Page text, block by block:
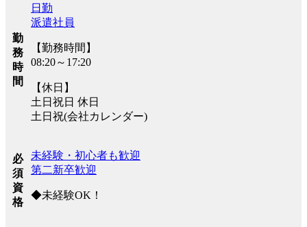
勤
務
時
間
日勤
派遣社員
【勤務時間】
08:20～17:20
【休日】
土日祝日 休日
土日祝(会社カレンダー)
必
須
資
格
未経験・初心者も歓迎
第二新卒歓迎
◆未経験OK！